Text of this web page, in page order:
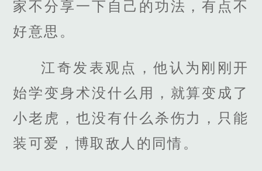
家不分享一下自己的功法，有点不
好意思。
江奇发表观点，他认为刚刚开
始学变身术没什么用，就算变成了
小老虎，也没有什么杀伤力，只能
装可爱，博取敌人的同情。